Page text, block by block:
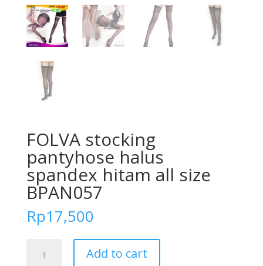
FOLVA stocking
pantyhose halus
spandex hitam all size
BPAN057
Rp17,500
stocking
Add to cart